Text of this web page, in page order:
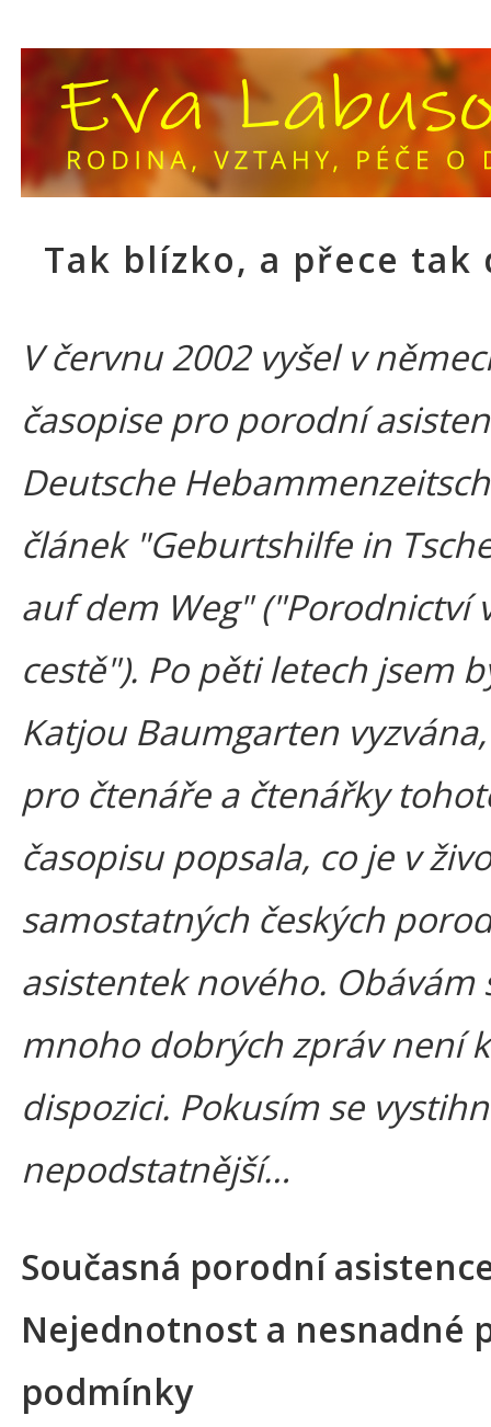
Tak blízko, a přece tak
V červnu 2002 vyšel v
časopise pro porodní
Deutsche
článek "Geburtshilfe in
auf dem Weg" ("Porodnictví
cestě"). Po pěti letech jsem
Katjou Baumgarten
pro čtenáře a čtenářky
časopisu popsala, co je v
samostatných českých
asistentek nového. Obávám
mnoho dobrých zpráv není k
dispozici. Pokusím se
nepodstatnější…
Současná porodní
Nejednotnost a nesnadné
podmínky